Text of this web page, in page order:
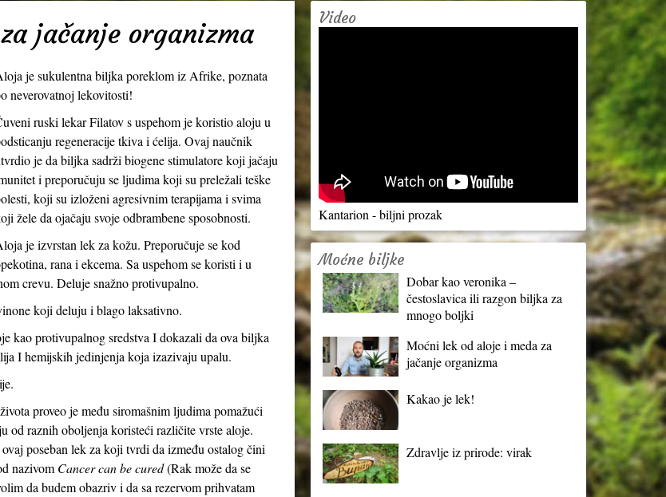
jačanje organizma
je sukulentna biljka poreklom iz Afrike, poznata
neverovatnoj lekovitosti!
ruski lekar Filatov s uspehom je koristio aloju u
regeneracije tkiva i ćelija. Ovaj naučnik
je da biljka sadrži biogene stimulatore koji jačaju
i preporučuju se ljudima koji su preležali teške
koji su izloženi agresivnim terapijama i svima
žele da ojačaju svoje odbrambene sposobnosti.
je izvrstan lek za kožu. Preporučuje se kod
rana i ekcema. Sa uspehom se koristi i u
crevu. Deluje snažno protivupalno.
koji deluju i blago laksativno.
kao protivupalnog sredstva I dokazali da ova biljka
I hemijskih jedinjenja koja izazivaju upalu.
proveo je među siromašnim ljudima pomažući
od raznih oboljenja koristeći različite vrste aloje.
poseban lek za koji tvrdi da između ostalog čini
nazivom Cancer can be cured(Rak može da se
da budem obazriv i da sa rezervom prihvatam
Video
Kantarion - biljni prozak
Moćne biljke
Dobar kao veronika –
čestoslavica ili razgon biljka za
mnogo boljki
Moćni lek od aloje i meda za
jačanje organizma
Kakao je lek!
Zdravlje iz prirode: virak